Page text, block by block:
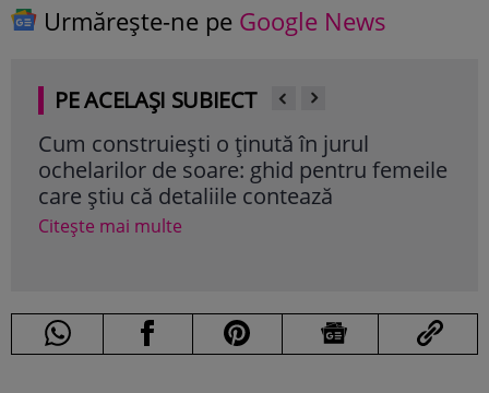
Urmărește-ne pe Google News
PE ACELAȘI SUBIECT
Cum construiești o ținută în jurul
ochelarilor de soare: ghid pentru femeile
care știu că detaliile contează
Citește mai multe